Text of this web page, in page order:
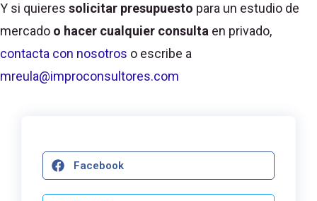
Y si quieres solicitar presupuesto para un estudio de
mercado o hacer cualquier consulta en privado,
contacta con nosotros o escribe a
mreula@improconsultores.com
Facebook